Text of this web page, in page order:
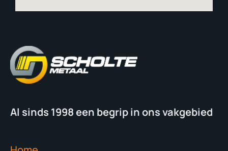
Al sinds 1998 een begrip in ons vakgebied